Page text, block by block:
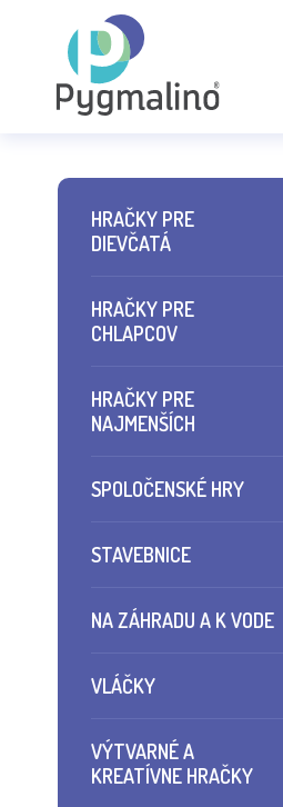
HRAČKY PRE
DIEVČATÁ
HRAČKY PRE
CHLAPCOV
HRAČKY PRE
NAJMENŠÍCH
SPOLOČENSKÉ HRY
STAVEBNICE
NA ZÁHRADU A K VODE
VLÁČKY
VÝTVARNÉ A
KREATÍVNE HRAČKY